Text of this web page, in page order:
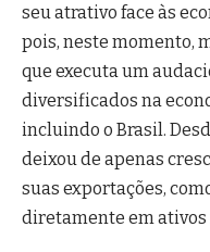
seu atrativo face às
pois, neste momento,
que executa um
diversificados na
incluindo o Brasil.
deixou de apenas
suas exportações,
diretamente em ativos